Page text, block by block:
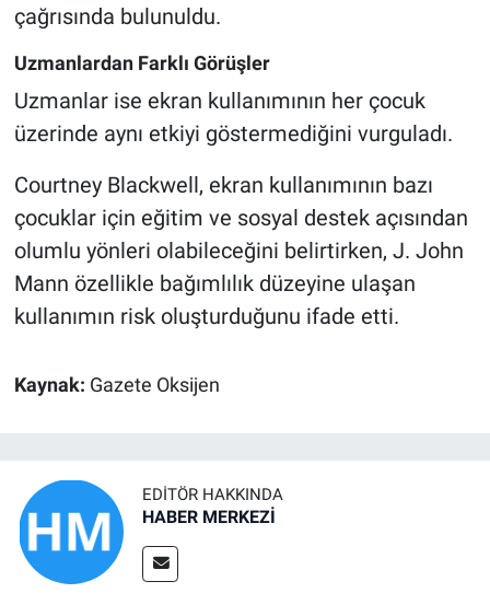
çağrısında bulunuldu.
Uzmanlardan Farklı Görüşler
Uzmanlar ise ekran kullanımının her çocuk
üzerinde aynı etkiyi göstermediğini vurguladı.
Courtney Blackwell, ekran kullanımının bazı
çocuklar için eğitim ve sosyal destek açısından
olumlu yönleri olabileceğini belirtirken, J. John
Mann özellikle bağımlılık düzeyine ulaşan
kullanımın risk oluşturduğunu ifade etti.
Kaynak: Gazete Oksijen
EDITÖR HAKKINDA
HABER MERKEZİ